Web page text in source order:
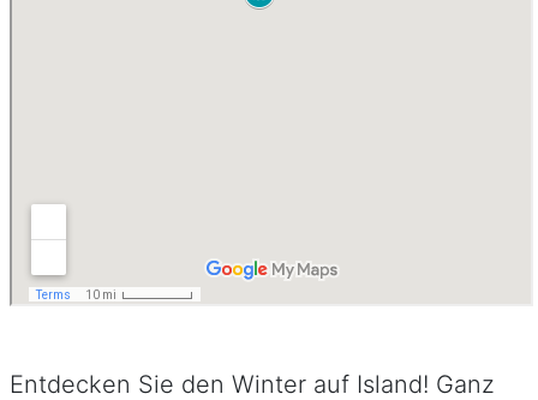
Entdecken Sie den Winter auf Island! Ganz